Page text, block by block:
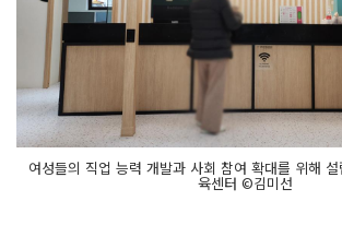
여성들의 직업 능력 개발과 사회 참여 확대를 위해
육센터 ©김미선